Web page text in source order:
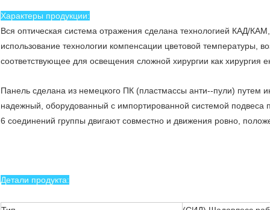
Характеры продукции:
Вся оптическая система отражения сделана технологией КАД/
использование технологии компенсации цветовой температуры,
соответствующее для освещения сложной хирургии как хирургия
Панель сделана из немецкого ПК (пластмассы анти--пули) путем
надежный, оборудованный с импортированной системой подвеса
6 соединений группы двигают совместно и движения ровно,
Детали продукта: